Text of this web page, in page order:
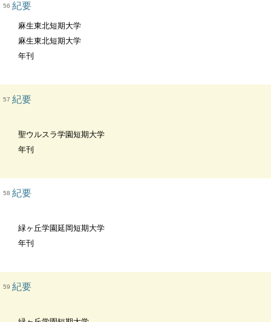
56 紀要
麻生東北短期大学
麻生東北短期大学
年刊
57 紀要
聖ウルスラ学園短期大学
年刊
58 紀要
緑ヶ丘学園延岡短期大学
年刊
59 紀要